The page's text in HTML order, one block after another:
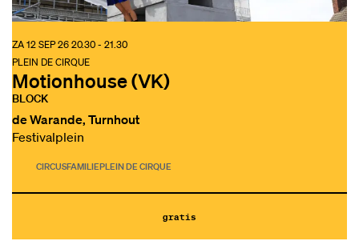
Motionhouse (VK)
BLOCK
PLEIN DE CIRQUE
ZA 12 SEP 2620.30 - 21.30
de Warande, Turnhout
Festivalplein
CIRCUSFAMILIEPLEIN DE CIRQUE
gratis